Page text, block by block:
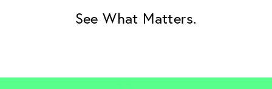
See What Matters.